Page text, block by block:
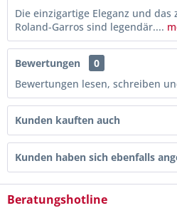
Die einzigartige Eleganz und
Roland-Garros sind legendär....
Bewertungen
0
Bewertungen lesen, schreiben
Kunden kauften auch
Kunden haben sich ebenfalls
Beratungshotline